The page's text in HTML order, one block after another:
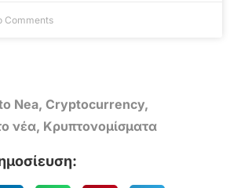
Comments
Nea, Cryptocurrency,
νέα, Κρυπτονομίσματα